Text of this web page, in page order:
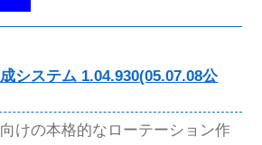
システム 1.04.930(05.07.08公
けの本格的なローテーション作